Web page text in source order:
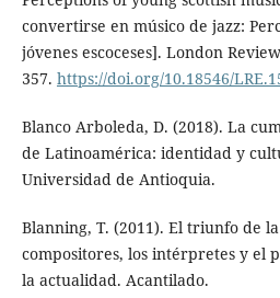
convertirse en músico de jazz:
jóvenes escoceses]. London
357. https://doi.org/10.18546/
Blanco Arboleda, D. (2018). La
de Latinoamérica: identidad y
Universidad de Antioquia.
Blanning, T. (2011). El triunfo de
compositores, los intérpretes y el
la actualidad. Acantilado.